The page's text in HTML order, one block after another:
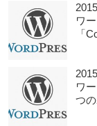
ワ
「
ワ
つ